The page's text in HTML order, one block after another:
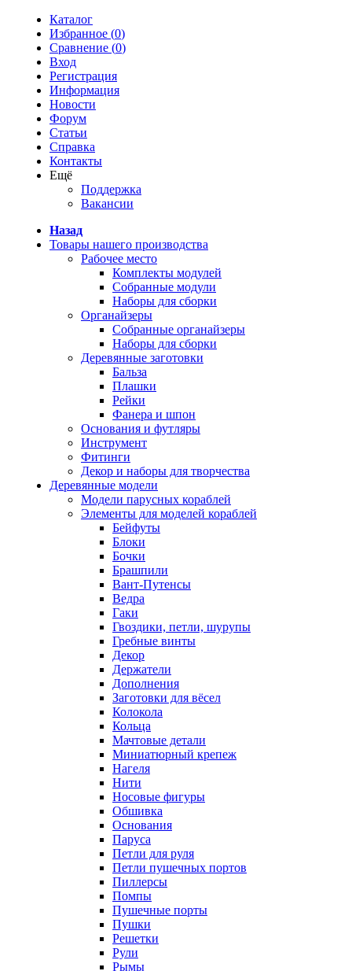
Каталог
Избранное (0)
Сравнение (0)
Вход
Регистрация
Информация
Новости
Форум
Статьи
Справка
Контакты
Ещё
Поддержка
Вакансии
Назад
Товары нашего производства
Рабочее место
Комплекты модулей
Собранные модули
Наборы для сборки
Органайзеры
Собранные органайзеры
Наборы для сборки
Деревянные заготовки
Бальза
Плашки
Рейки
Фанера и шпон
Основания и футляры
Инструмент
Фитинги
Декор и наборы для творчества
Деревянные модели
Модели парусных кораблей
Элементы для моделей кораблей
Бейфуты
Блоки
Бочки
Брашпили
Вант-Путенсы
Ведра
Гаки
Гвоздики, петли, шурупы
Гребные винты
Декор
Держатели
Дополнения
Заготовки для вёсел
Колокола
Кольца
Мачтовые детали
Миниатюрный крепеж
Нагеля
Нити
Носовые фигуры
Обшивка
Основания
Паруса
Петли для руля
Петли пушечных портов
Пиллерсы
Помпы
Пушечные порты
Пушки
Решетки
Рули
Рымы